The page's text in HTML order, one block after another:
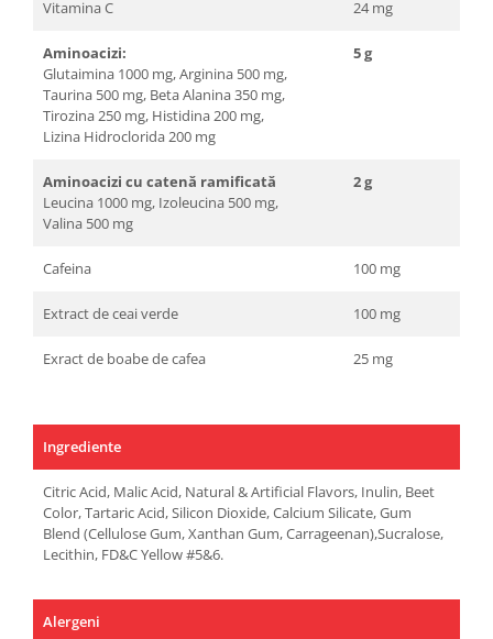
Vitamina C 24 mg
Aminoacizi:
Glutaimina 1000 mg, Arginina 500 mg,
Taurina 500 mg, Beta Alanina 350 mg,
Tirozina 250 mg, Histidina 200 mg,
Lizina Hidroclorida 200 mg
5 g
Aminoacizi cu catenă ramificată
Leucina 1000 mg, Izoleucina 500 mg,
Valina 500 mg
2 g
Cafeina 100 mg
Extract de ceai verde 100 mg
Exract de boabe de cafea 25 mg
Ingrediente
Citric Acid, Malic Acid, Natural & Artificial Flavors, Inulin, Beet
Color, Tartaric Acid, Silicon Dioxide, Calcium Silicate, Gum
Blend (Cellulose Gum, Xanthan Gum, Carrageenan),Sucralose,
Lecithin, FD&C Yellow #5&6.
Alergeni